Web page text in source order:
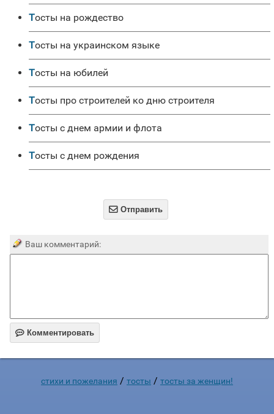
Тосты на рождество
Тосты на украинском языке
Тосты на юбилей
Тосты про строителей ко дню строителя
Тосты с днем армии и флота
Тосты с днем рождения
 Отправить
Ваш комментарий:
 Комментировать
стихи и пожелания / тосты / тосты за женщин!